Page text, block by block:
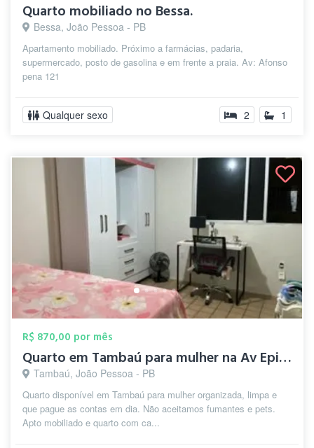
Quarto mobiliado no Bessa.
Bessa, João Pessoa - PB
Apartamento mobiliado. Próximo a farmácias, padaria,
supermercado, posto de gasolina e em frente a praia. Av: Afonso
pena 121
Qualquer sexo 2 1
R$ 870,00 por mês
Quarto em Tambaú para mulher na Av Epit...
Tambaú, João Pessoa - PB
Quarto disponível em Tambaú para mulher organizada, limpa e
que pague as contas em dia. Não aceitamos fumantes e pets.
Apto mobiliado e quarto com ca...